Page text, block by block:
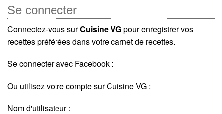
Se connecter
Connectez-vous surCuisine VGpour enregistrer vos
recettes préférées dans votre carnet de recettes.
Se connecter avec Facebook :
Ou utilisez votre compte sur Cuisine VG :
Nom d'utilisateur :